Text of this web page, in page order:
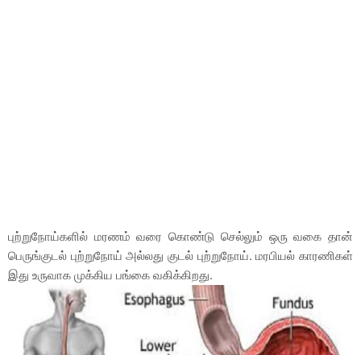
புற்றுநோய்களில் மரணம் வரை கொண்டு செல்லும் ஒரு வகை தான்
பெருங்குடல் புற்றுநோய் அல்லது குடல் புற்றுநோய். மரபியல் காரணிகள்
இது உருவாக முக்கிய பங்கை வகிக்கிறது.